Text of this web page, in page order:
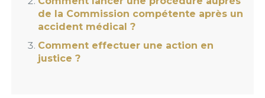
de la Commission compétente après un
accident médical ?
Comment effectuer une action en
justice ?